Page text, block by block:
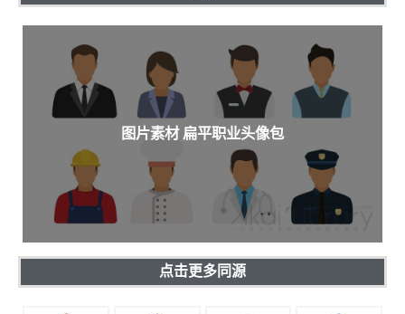
图片素材 扁平职业头像包
点击更多同源